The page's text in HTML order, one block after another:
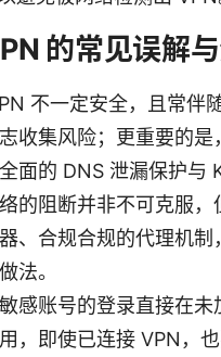
的常见误解
不一定安全，且常伴
收集风险；更重要的是
面的 DNS 泄漏保护与
的阻断并非不可克服，
、合规合规的代理机制
法。
感账号的登录直接在未
，即使已连接 VPN，